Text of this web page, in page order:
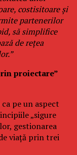
costisitoare și
partenerilor
să simplifice
de rețea
proiectare”
pe un aspect
„sigure
gestionarea
viață prin trei